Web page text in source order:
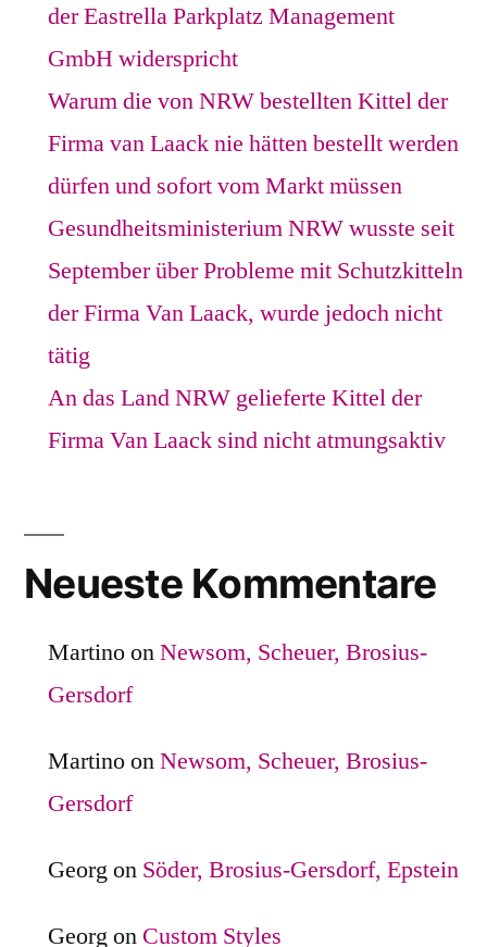
der Eastrella Parkplatz Management
GmbH widerspricht
Warum die von NRW bestellten Kittel der
Firma van Laack nie hätten bestellt werden
dürfen und sofort vom Markt müssen
Gesundheitsministerium NRW wusste seit
September über Probleme mit Schutzkitteln
der Firma Van Laack, wurde jedoch nicht
tätig
An das Land NRW gelieferte Kittel der
Firma Van Laack sind nicht atmungsaktiv
Neueste Kommentare
MartinoonNewsom, Scheuer, Brosius-
Gersdorf
MartinoonNewsom, Scheuer, Brosius-
Gersdorf
Georgon Söder, Brosius-Gersdorf, Epstein
Georgon Custom Styles